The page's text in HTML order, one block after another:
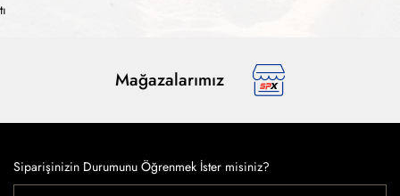
Mağazalarımız
Siparişinizin Durumunu Öğrenmek İster misiniz?